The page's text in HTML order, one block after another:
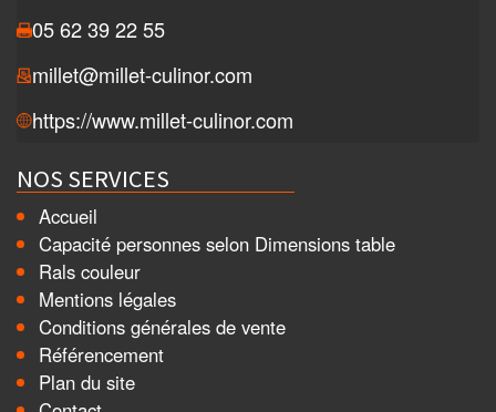
05 62 39 22 55
millet@millet-culinor.com
https://www.millet-culinor.com
NOS SERVICES
Accueil
Capacité personnes selon Dimensions table
Rals couleur
Mentions légales
Conditions générales de vente
Référencement
Plan du site